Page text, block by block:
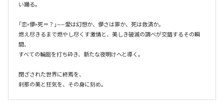
い踊る。
「恋×儚×死＝？」——愛は幻想か、儚さは罪か、死は救済か。
燃え尽きるまで燃やし尽くす激情と、美しき破滅の調べが交錯するその瞬
間、
すべての輪廻を打ち砕き、新たな夜明けへと導く。
閉ざされた世界に終焉を、
刹那の美と狂気を、その身に刻め。